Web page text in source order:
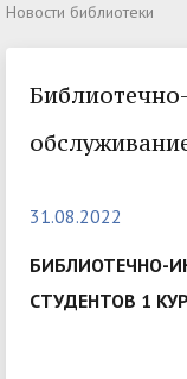
Новости библиотеки
31.08.2022
БИБЛИОТЕЧНО-
СТУДЕНТОВ 1